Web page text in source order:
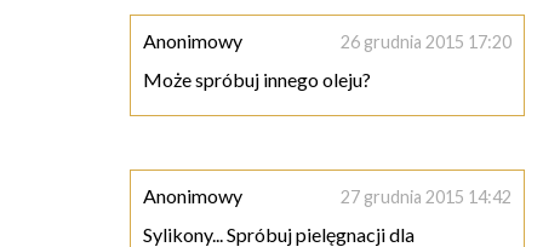
Anonimowy 26 grudnia 2015 17:20
Może spróbuj innego oleju?
Anonimowy 27 grudnia 2015 14:42
Sylikony... Spróbuj pielęgnacji dla